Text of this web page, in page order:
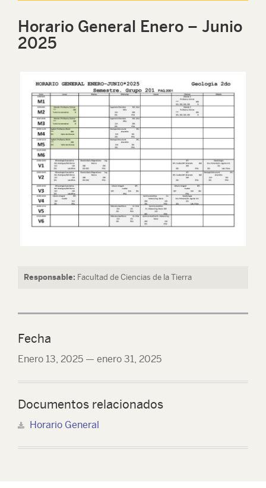
Horario General Enero – Junio
2025
Responsable: Facultad de Ciencias de la Tierra
Fecha
Enero 13, 2025 — enero 31, 2025
Documentos relacionados
Horario General